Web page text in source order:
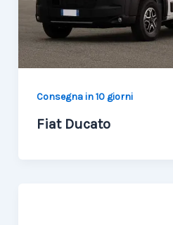
Consegna in 10 giorni
Fiat Ducato